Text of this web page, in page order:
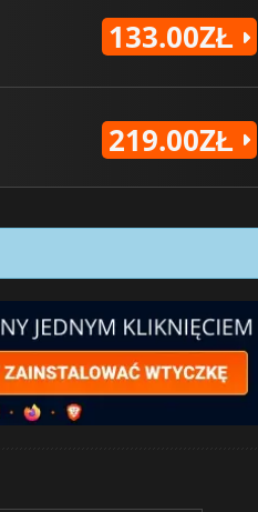
133.00ZŁ
219.00ZŁ